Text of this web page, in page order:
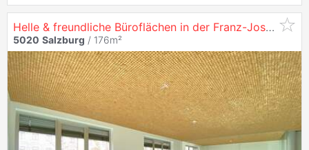
Helle & freundliche Büroflächen in der Franz-Josef-
5020 Salzburg / 176m²